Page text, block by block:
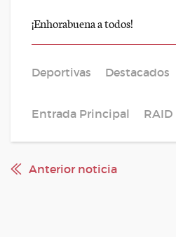
¡Enhorabuena a todos!
Deportivas Destacados
Entrada Principal RAID
Anterior noticia